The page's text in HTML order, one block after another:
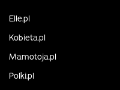
Elle.pl
Kobieta.pl
Mamotoja.pl
Polki.pl